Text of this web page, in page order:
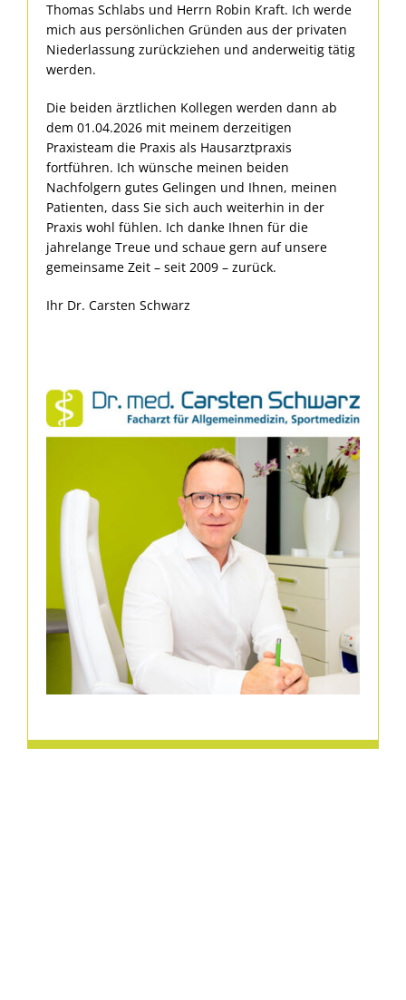
Thomas Schlabs und Herrn Robin Kraft. Ich werde
mich aus persönlichen Gründen aus der privaten
Niederlassung zurückziehen und anderweitig tätig
werden.
Die beiden ärztlichen Kollegen werden dann ab
dem 01.04.2026 mit meinem derzeitigen
Praxisteam die Praxis als Hausarztpraxis
fortführen. Ich wünsche meinen beiden
Nachfolgern gutes Gelingen und Ihnen, meinen
Patienten, dass Sie sich auch weiterhin in der
Praxis wohl fühlen. Ich danke Ihnen für die
jahrelange Treue und schaue gern auf unsere
gemeinsame Zeit – seit 2009 – zurück.
Ihr Dr. Carsten Schwarz